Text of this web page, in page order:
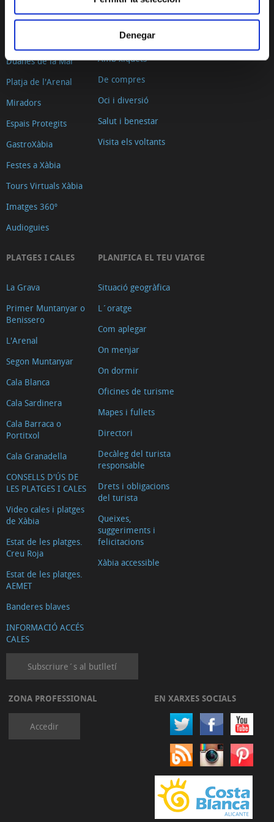
Denegar
Passeig per Xàbia
El Port de Xàbia,
Duanes de la Mar
Platja de l'Arenal
Miradors
Espais Protegits
GastroXàbia
Festes a Xàbia
Tours Virtuals Xàbia
Imatges 360º
Audioguies
Activitats esportives
Ruta de l´Art
Amb xiquets
De compres
Oci i diversió
Salut i benestar
Visita els voltants
PLATGES I CALES
La Grava
Primer Muntanyar o
Benissero
L'Arenal
Segon Muntanyar
Cala Blanca
Cala Sardinera
Cala Barraca o
Portitxol
Cala Granadella
CONSELLS D'ÚS DE
LES PLATGES I CALES
Video cales i platges
de Xàbia
Estat de les platges.
Creu Roja
Estat de les platges.
AEMET
Banderes blaves
INFORMACIÓ ACCÉS
CALES
PLANIFICA EL TEU VIATGE
Situació geogràfica
L´oratge
Com aplegar
On menjar
On dormir
Oficines de turisme
Mapes i fullets
Directori
Decàleg del turista
responsable
Drets i obligacions
del turista
Queixes,
suggeriments i
felicitacions
Xàbia accessible
Subscriure´s al butlletí
ZONA PROFESSIONAL
Accedir
EN XARXES SOCIALS